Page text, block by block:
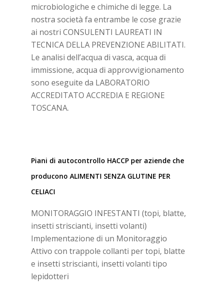
microbiologiche e chimiche di legge. La
nostra società fa entrambe le cose grazie
ai nostri CONSULENTI LAUREATI IN
TECNICA DELLA PREVENZIONE ABILITATI.
Le analisi dell’acqua di vasca, acqua di
immissione, acqua di approvvigionamento
sono eseguite da LABORATORIO
ACCREDITATO ACCREDIA E REGIONE
TOSCANA.
Piani di autocontrollo HACCP per aziende che
producono ALIMENTI SENZA GLUTINE PER
CELIACI
MONITORAGGIO INFESTANTI (topi, blatte,
insetti striscianti, insetti volanti)
Implementazione di un Monitoraggio
Attivo con trappole collanti per topi, blatte
e insetti striscianti, insetti volanti tipo
lepidotteri